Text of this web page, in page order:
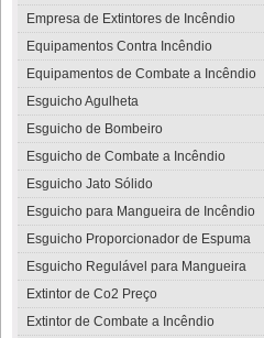
Empresa de Extintores de Incêndio
Equipamentos Contra Incêndio
Equipamentos de Combate a Incêndio
Esguicho Agulheta
Esguicho de Bombeiro
Esguicho de Combate a Incêndio
Esguicho Jato Sólido
Esguicho para Mangueira de Incêndio
Esguicho Proporcionador de Espuma
Esguicho Regulável para Mangueira
Extintor de Co2 Preço
Extintor de Combate a Incêndio